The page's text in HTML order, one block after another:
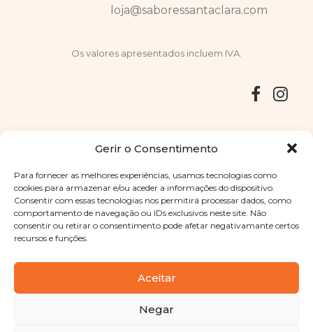
Gerir o Consentimento
Para fornecer as melhores experiências, usamos tecnologias como
cookies para armazenar e/ou aceder a informações do dispositivo.
Consentir com essas tecnologias nos permitirá processar dados, como
comportamento de navegação ou IDs exclusivos neste site. Não
consentir ou retirar o consentimento pode afetar negativamante certos
recursos e funções.
Aceitar
Negar
loja@saboressantaclara.com
Os valores apresentados incluem IVA.
Copyright © 2025 Sabores Santa Clara
. Todos os direitos
reservadosPolítica de Privacidade |Termos e condições
Designed byShift Your Branding Agency